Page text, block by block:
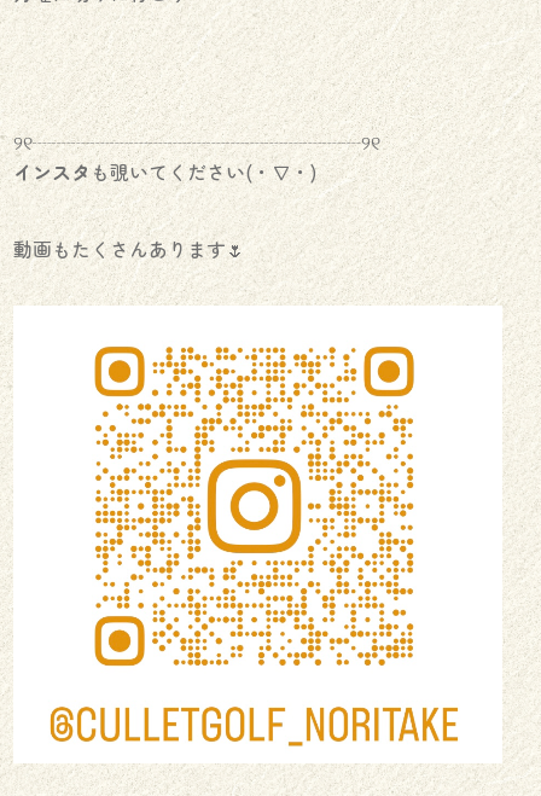
୨୧┈┈┈┈┈┈┈┈┈┈┈┈┈┈┈┈┈୨୧
インスタも覗いてください(・∇・)
動画もたくさんあります🌷